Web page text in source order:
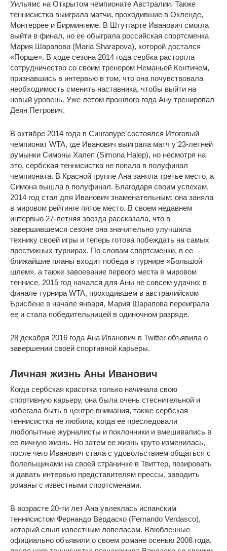
Уильямс на Открытом чемпионате Австралии. Также
теннисистка выиграла матчи, проходившие в Окленде,
Монтеррее и Бирмингеме. В Штутгарте Иванович смогла
выйти в финал, но ее обыграла российская спортсменка
Мария Шарапова (Maria Sharapova), которой достался
«Порше». В ходе сезона 2014 года сербка расторгла
сотрудничество со своим тренером Неманьей Контичем,
признавшись в интервью в том, что она почувствовала
необходимость сменить наставника, чтобы выйти на
новый уровень. Уже летом прошлого года Ану тренировал
Деян Петрович.
В октябре 2014 года в Сингапуре состоялся Итоговый
чемпионат WTA, где Иванович выиграла матч у 23-летней
румынки Симоны Халеп (Simona Halep), но несмотря на
это, сербская теннисистка не попала в полуфинал
чемпионата. В Красной группе Ана заняла третье место, а
Симона вышла в полуфинал. Благодаря своим успехам,
2014 год стал для Иванович знаменательным: она заняла
в мировом рейтинге пятое место. В своем недавнем
интервью 27-летняя звезда рассказала, что в
завершившемся сезоне она значительно улучшила
технику своей игры и теперь готова побеждать на самых
престижных турнирах. По словам спортсменки, в ее
ближайшие планы входит победа в турнире «Большой
шлем», а также завоевание первого места в мировом
теннисе. 2015 год начался для Аны не совсем удачно: в
финале турнира WTA, проходившем в австралийском
Брисбене в начале января, Мария Шарапова переиграла
ее и стала победительницей в одиночном разряде.
28 декабря 2016 года Ана Иванович в Twitter объявила о
завершении своей спортивной карьеры.
Личная жизнь Аны Иванович
Когда сербская красотка только начинала свою
спортивную карьеру, она была очень стеснительной и
избегала быть в центре внимания, также сербская
теннисистка не любила, когда ее преследовали
любопытные журналисты и поклонники и вмешивались в
ее личную жизнь. Но затем ее жизнь круто изменилась,
после чего Иванович стала с удовольствием общаться с
болельщиками на своей страничке в Твиттер, позировать
и давать интервью представителям прессы, заводить
романы с известными спортсменами.
В возрасте 20-ти лет Ана увлеклась испанским
теннисистом Фернандо Вердаско (Fernando Verdasco),
который слыл известным ловеласом. Влюбленные
официально объявили о своем романе осенью 2008 года,